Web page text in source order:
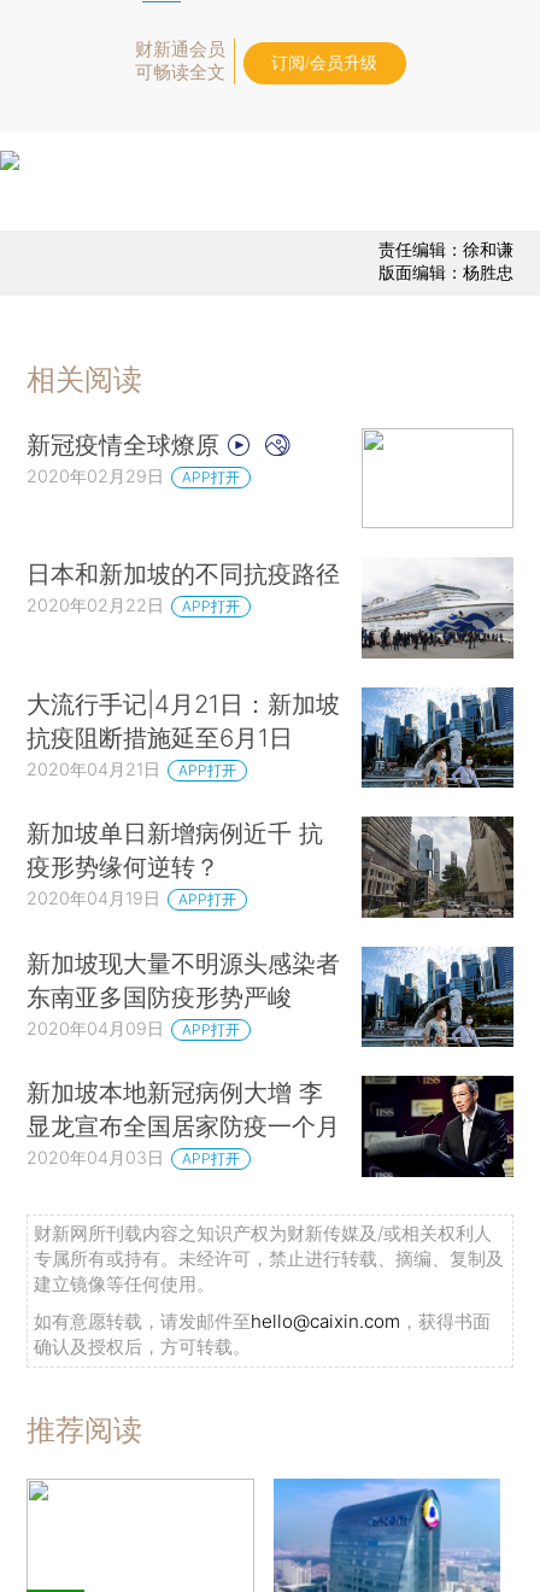
财新通会员
可畅读全文
订阅/会员升级
责任编辑：徐和谦
版面编辑：杨胜忠
相关阅读
新冠疫情全球燎原
2020年02月29日 APP打开
日本和新加坡的不同抗疫路径
2020年02月22日 APP打开
大流行手记|4月21日：新加坡
抗疫阻断措施延至6月1日
2020年04月21日 APP打开
新加坡单日新增病例近千 抗
疫形势缘何逆转？
2020年04月19日 APP打开
新加坡现大量不明源头感染者
东南亚多国防疫形势严峻
2020年04月09日 APP打开
新加坡本地新冠病例大增 李
显龙宣布全国居家防疫一个月
2020年04月03日 APP打开
财新网所刊载内容之知识产权为财新传媒及/或相关权利人
专属所有或持有。未经许可，禁止进行转载、摘编、复制及
建立镜像等任何使用。
如有意愿转载，请发邮件至hello@caixin.com ，获得书面
确认及授权后，方可转载。
推荐阅读